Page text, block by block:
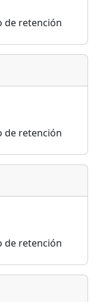
de retención
de retención
de retención